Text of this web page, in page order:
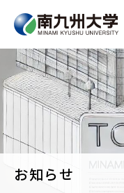
大学案内
学生生活
学部学科・大学院
お知らせ